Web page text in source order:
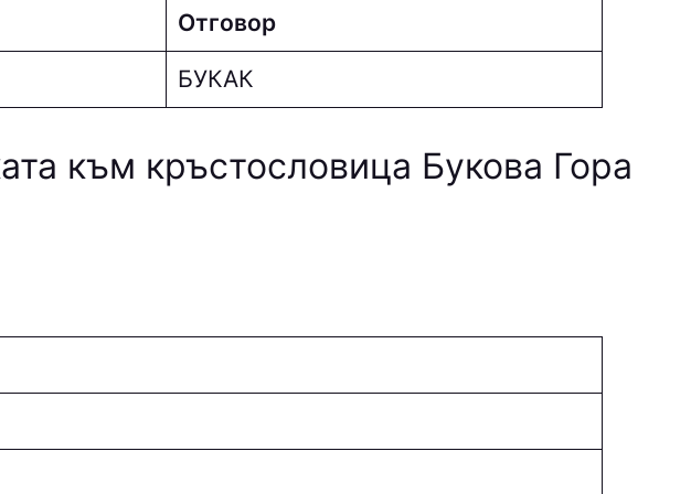
Отговор
БУКAК
към кръстословица Букова Гора